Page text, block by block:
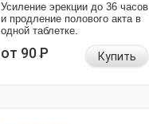
Усиление эрекции до 36 часов
и продление полового акта в
одной таблетке.
от 90Р Купить